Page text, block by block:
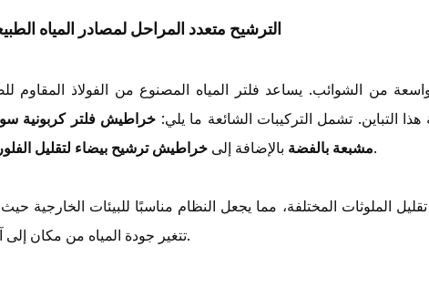
الترشيح متعدد المراحل لمصادر المياه
من الشوائب. يساعد فلتر المياه المصنوع من الفولاذ المقاوم
التباين. تشمل التركيبات الشائعة ما يلي: خراطيش فلتر كربونية
مشبعة بالفضة بالإضافة إلىخراطيش ترشيح بيضاء لتقليل .
الملوثات المختلفة، مما يجعل النظام مناسبًا للبيئات الخارجية
تتغير جودة المياه من مكان إلى آخر.